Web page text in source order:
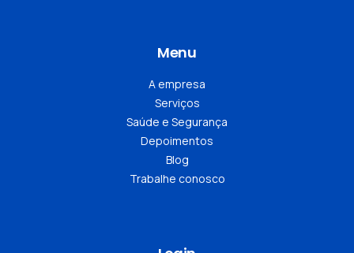
Menu
A empresa
Serviços
Saúde e Segurança
Depoimentos
Blog
Trabalhe conosco